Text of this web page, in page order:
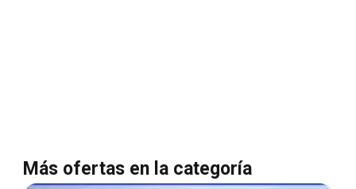
Más ofertas en la categoría